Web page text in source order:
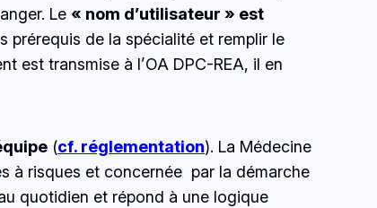
Le « nom d’utilisateur » est
prérequis de la spécialité et remplir le
est transmise à l’OA DPC-REA, il en
(cf. réglementation). La Médecine
à risques et concernée par la démarche
quotidien et répond à une logique